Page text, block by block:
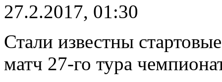
27.2.2017, 01:30
Стали известны
матч 27-го тура